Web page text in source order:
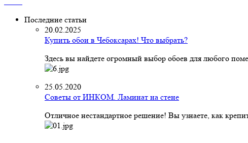
Последние статьи
20.02.2025
Купить обои в Чебоксарах! Что выбрать?
Здесь вы найдете огромный выбор обоев для любого
25.05.2020
Советы от ИНКОМ. Ламинат на стене
Отличное нестандартное решение! Вы узнаете, как